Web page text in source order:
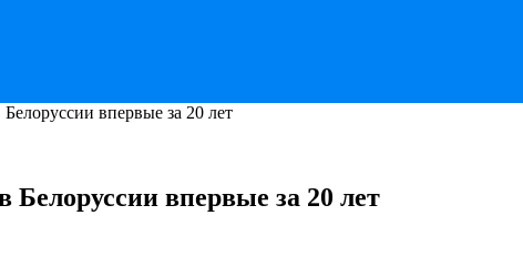
впервые за 20 лет
впервые за 20 лет